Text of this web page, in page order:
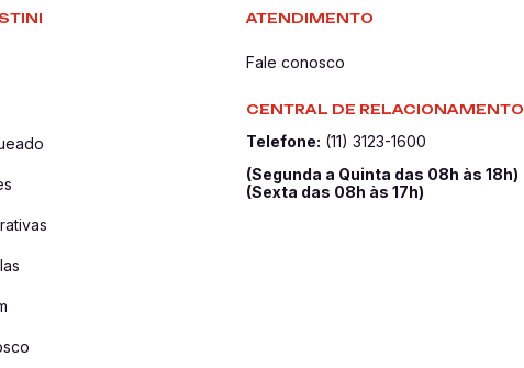
ATENDIMENTO
Fale conosco
CENTRAL DE RELACIONAMENTO
Telefone: (11) 3123-1600
(Segunda a Quinta das 08h às 18h)
(Sexta das 08h às 17h)